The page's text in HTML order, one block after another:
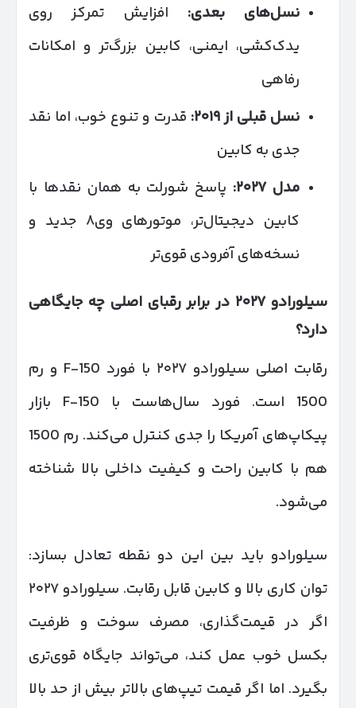
نسل‌های بعدی: افزایش تمرکز روی
یدک‌کشی، ایمنی، کابین بزرگ‌تر و امکانات
رفاهی
نسل قبلی از۲۰۱۹: قدرت و تنوع خوب، اما نقد
جدی به کابین
مدل۲۰۲۷: پاسخ شورلت به همان نقدها با
کابین دیجیتال‌تر، موتورهای وی۸ جدید و
نسخه‌های آفرودی قوی‌تر
سیلورادو۲۰۲۷ در برابر رقبای اصلی چه جایگاهی
دارد؟
رقابت اصلی سیلورادو ۲۰۲۷ با فورد F-150 و رم
1500 است. فورد سال‌هاست با F-150 بازار
پیکاپ‌های آمریکا را جدی کنترل می‌کند. رم 1500
هم با کابین راحت و کیفیت داخلی بالا شناخته
می‌شود.
سیلورادو باید بین این دو نقطه تعادل بسازد:
توان کاری بالا و کابین قابل رقابت. سیلورادو ۲۰۲۷
اگر در قیمت‌گذاری، مصرف سوخت و ظرفیت
بکسل خوب عمل کند، می‌تواند جایگاه قوی‌تری
بگیرد. اما اگر قیمت تیپ‌های بالاتر بیش از حد بالا